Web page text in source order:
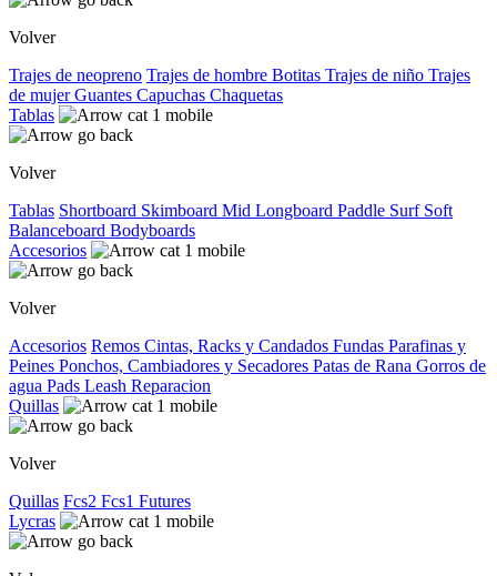
Volver
Trajes de neopreno Trajes de hombre Botitas Trajes de niño Trajes
de mujerGuantes Capuchas Chaquetas
Tablas
Volver
Tablas Shortboard Skimboard Mid Longboard Paddle Surf Soft
Balanceboard Bodyboards
Accesorios
Volver
Accesorios Remos Cintas, Racks y Candados Fundas Parafinas y
Peines Ponchos, Cambiadores y Secadores Patas de Rana Gorros de
agua Pads Leash Reparacion
Quillas
Volver
Quillas Fcs2 Fcs1 Futures
Lycras